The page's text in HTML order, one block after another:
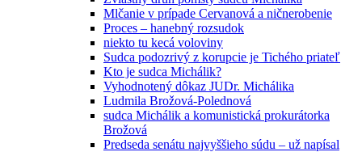
Mlčanie v prípade Cervanová a ničnerobenie
Proces – hanebný rozsudok
niekto tu kecá voloviny
Sudca podozrivý z korupcie je Tichého priateľ
Kto je sudca Michálik?
Vyhodnotený dôkaz JUDr. Michálika
Ludmila Brožová-Polednová
sudca Michálik a komunistická prokurátorka
Brožová
Predseda senátu najvyššieho súdu – už napísal